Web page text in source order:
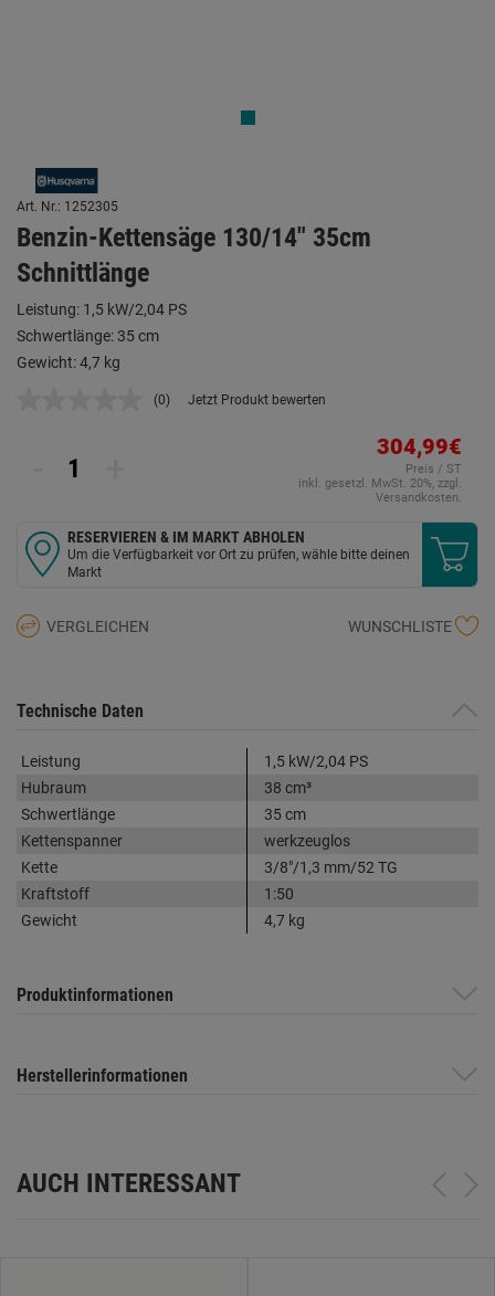
Art. Nr.: 1252305
Benzin-Kettensäge 130/14" 35cm
Schnittlänge
Leistung: 1,5 kW/2,04 PS
Schwertlänge: 35 cm
Gewicht: 4,7 kg
Kein
(0) Jetzt Produkt bewerten
304,99€
Preis / ST
inkl. gesetzl. MwSt. 20%, zzgl.
Versandkosten.
RESERVIEREN & IM MARKT ABHOLEN
Um die Verfügbarkeit vor Ort zu prüfen, wähle bitte deinen
Markt
VERGLEICHEN WUNSCHLISTE
Technische Daten
Leistung
1,5 kW/2,04 PS
Hubraum
38 cm³
Schwertlänge
35 cm
Kettenspanner
werkzeuglos
Kette
3/8"/1,3 mm/52 TG
Kraftstoff
1:50
Gewicht
4,7 kg
Produktinformationen
Herstellerinformationen
AUCH INTERESSANT